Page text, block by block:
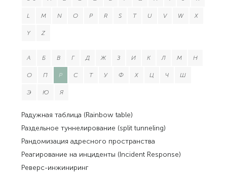
L M N O P R S T U V W X
Y Z
А Б В Г Д Ж З И К Л М Н
О П Р С Т У Ф Х Ц Ч Ш
Э Ю Я
Радужная таблица (Rainbow table)
Раздельное туннелирование (split tunneling)
Рандомизация адресного пространства
Реагирование на инциденты (Incident Response)
Реверс-инжиниринг